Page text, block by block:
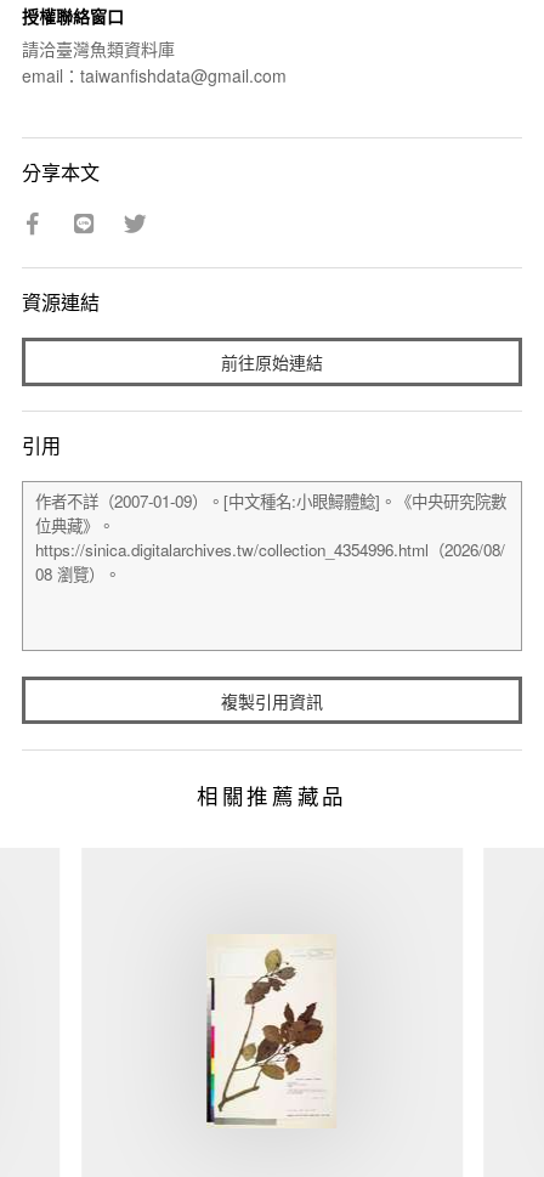
授權聯絡窗口
請洽臺灣魚類資料庫
email：taiwanfishdata@gmail.com
分享本文
資源連結
前往原始連結
引用
複製引用資訊
相關推薦藏品